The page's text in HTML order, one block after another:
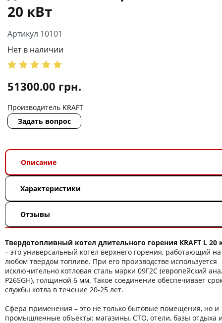
20 кВт
Артикул 10101
Нет в наличии
51300.00 грн.
Производитель KRAFT
Задать вопрос
Описание
Характеристики
Отзывы
Твердотопливный котел длительного горения KRAFT L 20
– это универсальный котел верхнего горения, работающий на
любом твердом топливе. При его производстве используется
исключительно котловая сталь марки 09Г2С (европейский
P265GН), толщиной 6 мм. Такое соединение обеспечивает
службы котла в течение 20-25 лет.
Сфера применения – это не только бытовые помещения, но и
промышленные объекты: магазины, СТО, отели, базы отдыха